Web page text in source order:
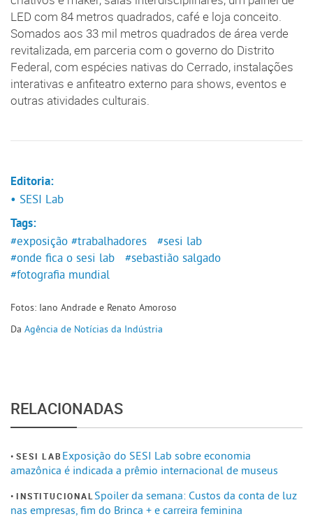
LED com 84 metros quadrados, café e loja conceito.
Somados aos 33 mil metros quadrados de área verde
revitalizada, em parceria com o governo do Distrito
Federal, com espécies nativas do Cerrado, instalações
interativas e anfiteatro externo para shows, eventos e
outras atividades culturais.
Editoria:
• SESI Lab
Tags:
#exposição #trabalhadores
#sesi lab
#onde fica o sesi lab
#sebastião salgado
#fotografia mundial
Fotos: Iano Andrade e Renato Amoroso
Da Agência de Notícias da Indústria
RELACIONADAS
SESI LAB Exposição do SESI Lab sobre economia
amazônica é indicada a prêmio internacional de museus
INSTITUCIONALSpoiler da semana: Custos da conta de luz
nas empresas, fim do Brinca + e carreira feminina